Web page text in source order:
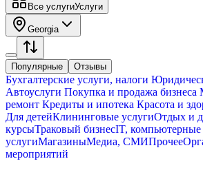
Все услугиУслуги
Georgia
Популярные Отзывы
Бухгалтерские услуги, налоги
Автоуслуги Покупка и продажа бизнеса
ремонт Кредиты и ипотека Красота и
Для детейКлининговые услугиОтдых и
курсыТраковый бизнесIT, компьютерные
услугиМагазиныМедиа, СМИПрочее
мероприятий